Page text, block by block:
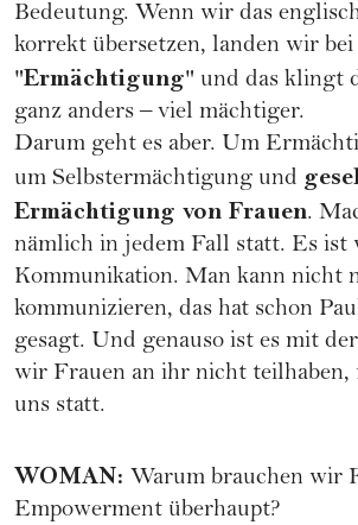
Bedeutung. Wenn wir das
korrekt übersetzen, landen wir bei
"Ermächtigung" und das klingt
ganz anders – viel mächtiger.
Darum geht es aber. Um
um Selbstermächtigung und
Ermächtigung von Frauen.
nämlich in jedem Fall statt. Es ist
Kommunikation. Man kann nicht
kommunizieren, das hat schon
gesagt. Und genauso ist es mit
wir Frauen an ihr nicht teilhaben,
uns statt.
WOMAN: Warum brauchen wir
Empowerment überhaupt?